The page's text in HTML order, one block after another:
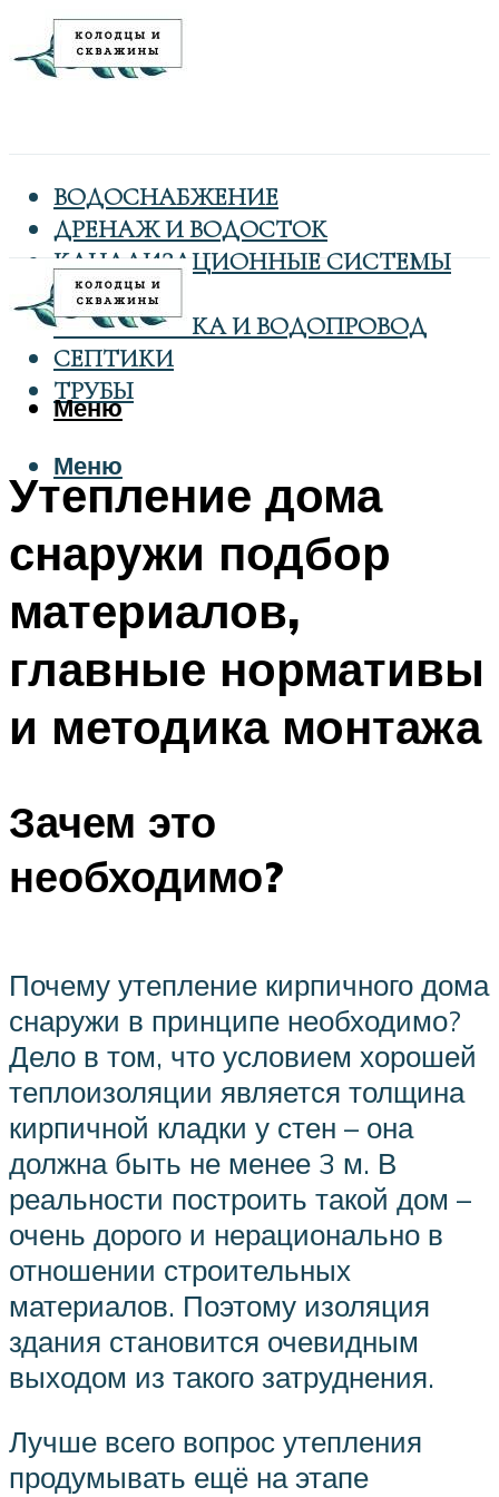
ВОДОСНАБЖЕНИЕ
ДРЕНАЖ И ВОДОСТОК
КАНАЛИЗАЦИОННЫЕ СИСТЕМЫ
КОЛОДЦЫ
САНТЕХНИКА И ВОДОПРОВОД
СЕПТИКИ
ТРУБЫ
Меню
Меню
Утепление дома
снаружи подбор
материалов,
главные нормативы
и методика монтажа
Зачем это
необходимо?
Почему утепление кирпичного дома
снаружи в принципе необходимо?
Дело в том, что условием хорошей
теплоизоляции является толщина
кирпичной кладки у стен – она
должна быть не менее 3 м. В
реальности построить такой дом –
очень дорого и нерационально в
отношении строительных
материалов. Поэтому изоляция
здания становится очевидным
выходом из такого затруднения.
Лучше всего вопрос утепления
продумывать ещё на этапе